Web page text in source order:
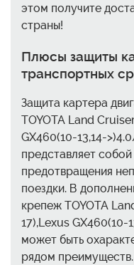
этом получите
страны!
Плюсы защиты
транспортных
Защита картера
TOYOTA Land
GX460(10-13,14-
представляет
предотвращения
поездки. В
крепеж TOYOTA
17),Lexus GX460(10-
может быть
рядом преимуществ.